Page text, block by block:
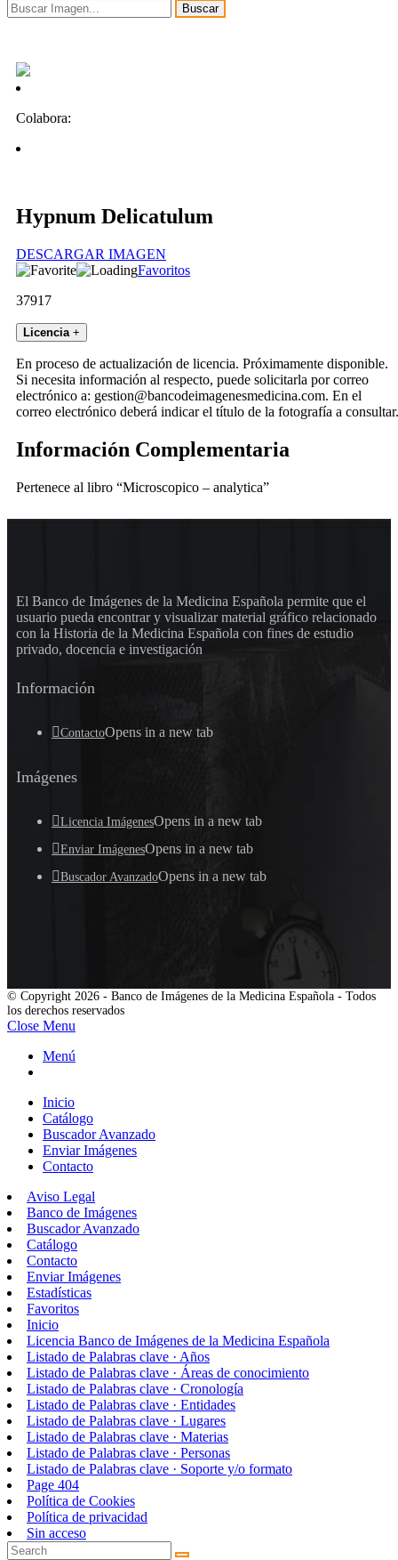
Buscar
Colabora:
Hypnum Delicatulum
DESCARGAR IMAGEN
Favoritos
37917
Licencia +
En proceso de actualización de licencia. Próximamente disponible.
Si necesita información al respecto, puede solicitarla por correo
electrónico a: gestion@bancodeimagenesmedicina.com. En el
correo electrónico deberá indicar el título de la fotografía a consultar.
Información Complementaria
Pertenece al libro “Microscopico – analytica”
El Banco de Imágenes de la Medicina Española permite que el
usuario pueda encontrar y visualizar material gráfico relacionado
con la Historia de la Medicina Española con fines de estudio
privado, docencia e investigación
Información
ContactoOpens in a new tab
Imágenes
Licencia ImágenesOpens in a new tab
Enviar ImágenesOpens in a new tab
Buscador AvanzadoOpens in a new tab
© Copyright 2026 - Banco de Imágenes de la Medicina Española - Todos
los derechos reservados
Close Menu
Menú
Inicio
Catálogo
Buscador Avanzado
Enviar Imágenes
Contacto
Aviso Legal
Banco de Imágenes
Buscador Avanzado
Catálogo
Contacto
Enviar Imágenes
Estadísticas
Favoritos
Inicio
Licencia Banco de Imágenes de la Medicina Española
Listado de Palabras clave · Años
Listado de Palabras clave · Áreas de conocimiento
Listado de Palabras clave · Cronología
Listado de Palabras clave · Entidades
Listado de Palabras clave · Lugares
Listado de Palabras clave · Materias
Listado de Palabras clave · Personas
Listado de Palabras clave · Soporte y/o formato
Page 404
Política de Cookies
Política de privacidad
Sin acceso